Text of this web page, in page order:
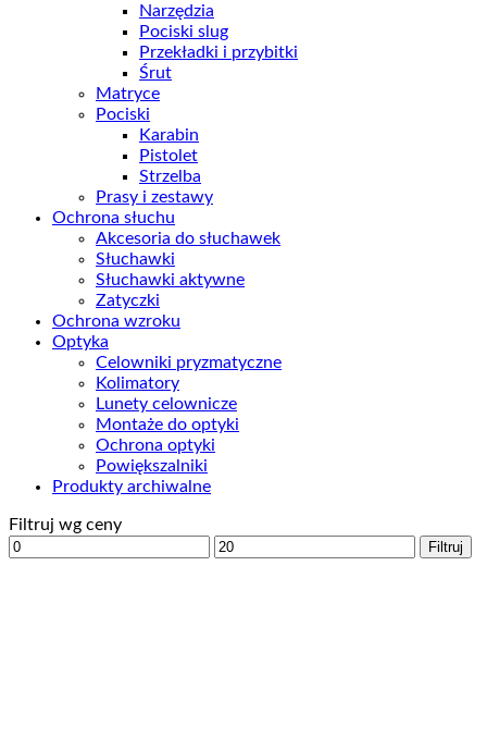
Narzędzia
Pociski slug
Przekładki i przybitki
Śrut
Matryce
Pociski
Karabin
Pistolet
Strzelba
Prasy i zestawy
Ochrona słuchu
Akcesoria do słuchawek
Słuchawki
Słuchawki aktywne
Zatyczki
Ochrona wzroku
Optyka
Celowniki pryzmatyczne
Kolimatory
Lunety celownicze
Montaże do optyki
Ochrona optyki
Powiększalniki
Produkty archiwalne
Filtruj wg ceny
Cena
Cena
Filtruj